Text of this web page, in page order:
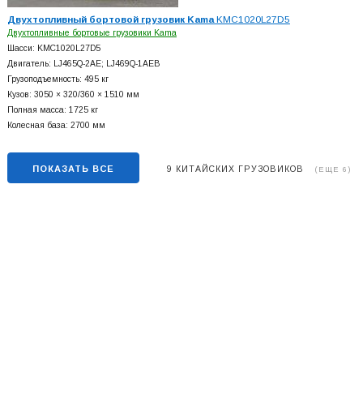
Двухтопливный бортовой грузовик KamaKMC1020L27D5
Двухтопливные бортовые грузовики Kama
Шасси: KMC1020L27D5
Двигатель: LJ465Q-2AE; LJ469Q-1AEB
Грузоподъемность: 495 кг
Кузов: 3050 × 320/360 × 1510 мм
Полная масса: 1725 кг
Колесная база: 2700 мм
ПОКАЗАТЬ ВСЕ 9 КИТАЙСКИХ ГРУЗОВИКОВ (ЕЩЕ 6)